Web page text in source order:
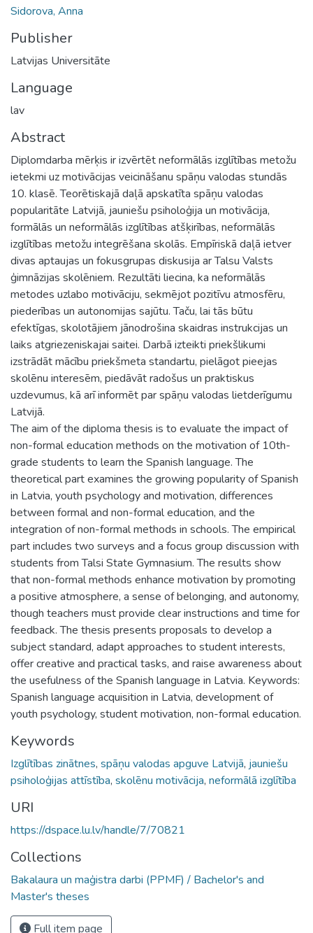
Sidorova, Anna
Publisher
Latvijas Universitāte
Language
lav
Abstract
Diplomdarba mērķis ir izvērtēt neformālās izglītības metožu
ietekmi uz motivācijas veicināšanu spāņu valodas stundās
10. klasē. Teorētiskajā daļā apskatīta spāņu valodas
popularitāte Latvijā, jauniešu psiholoģija un motivācija,
formālās un neformālās izglītības atšķirības, neformālās
izglītības metožu integrēšana skolās. Empīriskā daļā ietver
divas aptaujas un fokusgrupas diskusija ar Talsu Valsts
ģimnāzijas skolēniem. Rezultāti liecina, ka neformālās
metodes uzlabo motivāciju, sekmējot pozitīvu atmosfēru,
piederības un autonomijas sajūtu. Taču, lai tās būtu
efektīgas, skolotājiem jānodrošina skaidras instrukcijas un
laiks atgriezeniskajai saitei. Darbā izteikti priekšlikumi
izstrādāt mācību priekšmeta standartu, pielāgot pieejas
skolēnu interesēm, piedāvāt radošus un praktiskus
uzdevumus, kā arī informēt par spāņu valodas lietderīgumu
Latvijā.
The aim of the diploma thesis is to evaluate the impact of
non-formal education methods on the motivation of 10th-
grade students to learn the Spanish language. The
theoretical part examines the growing popularity of Spanish
in Latvia, youth psychology and motivation, differences
between formal and non-formal education, and the
integration of non-formal methods in schools. The empirical
part includes two surveys and a focus group discussion with
students from Talsi State Gymnasium. The results show
that non-formal methods enhance motivation by promoting
a positive atmosphere, a sense of belonging, and autonomy,
though teachers must provide clear instructions and time for
feedback. The thesis presents proposals to develop a
subject standard, adapt approaches to student interests,
offer creative and practical tasks, and raise awareness about
the usefulness of the Spanish language in Latvia. Keywords:
Spanish language acquisition in Latvia, development of
youth psychology, student motivation, non-formal education.
Keywords
Izglītības zinātnes, spāņu valodas apguve Latvijā, jauniešu
psiholoģijas attīstība, skolēnu motivācija, neformālā izglītība
URI
https://dspace.lu.lv/handle/7/70821
Collections
Bakalaura un maģistra darbi (PPMF) / Bachelor's and
Master's theses
Full item page